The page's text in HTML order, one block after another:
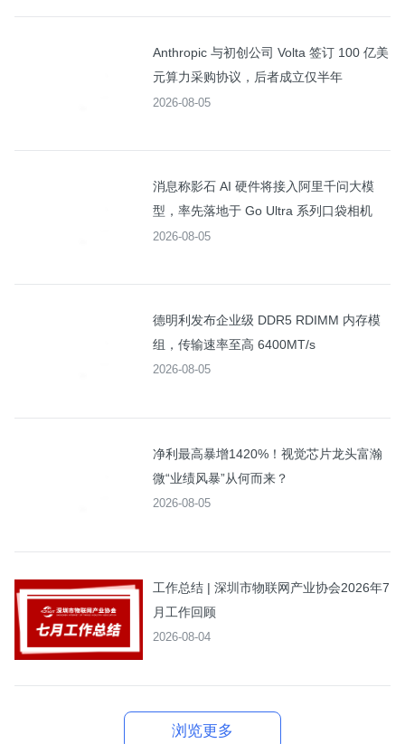
Anthropic 与初创公司 Volta 签订 100 亿美
元算力采购协议，后者成立仅半年
2026-08-05
消息称影石 AI 硬件将接入阿里千问大模
型，率先落地于 Go Ultra 系列口袋相机
2026-08-05
德明利发布企业级 DDR5 RDIMM 内存模
组，传输速率至高 6400MT/s
2026-08-05
净利最高暴增1420%！视觉芯片龙头富瀚
微“业绩风暴”从何而来？
2026-08-05
工作总结 | 深圳市物联网产业协会2026年7
月工作回顾
2026-08-04
浏览更多